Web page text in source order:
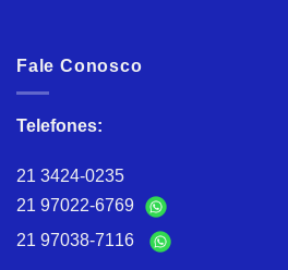
Fale Conosco
Telefones:
21 3424-0235
21 97022-6769
21 97038-7116